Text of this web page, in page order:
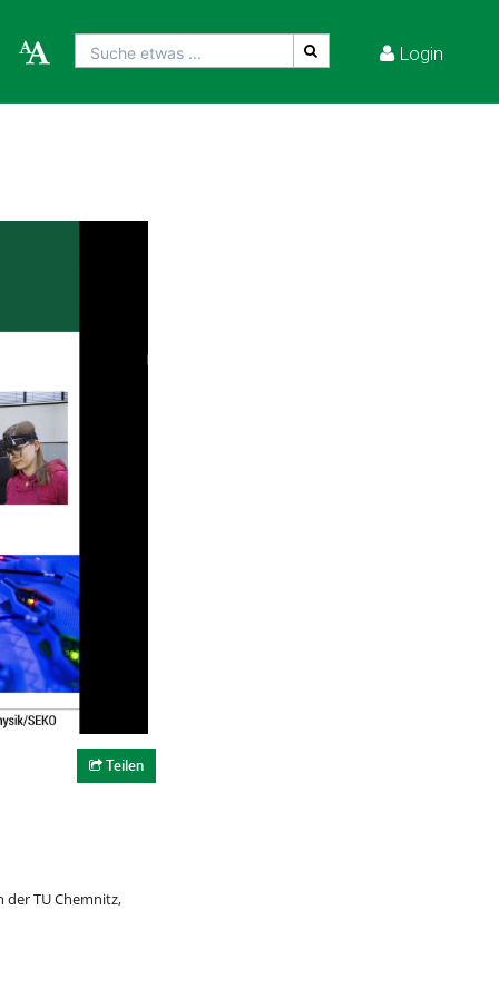
Suche etwas ... Login
Teilen
der TU Chemnitz,